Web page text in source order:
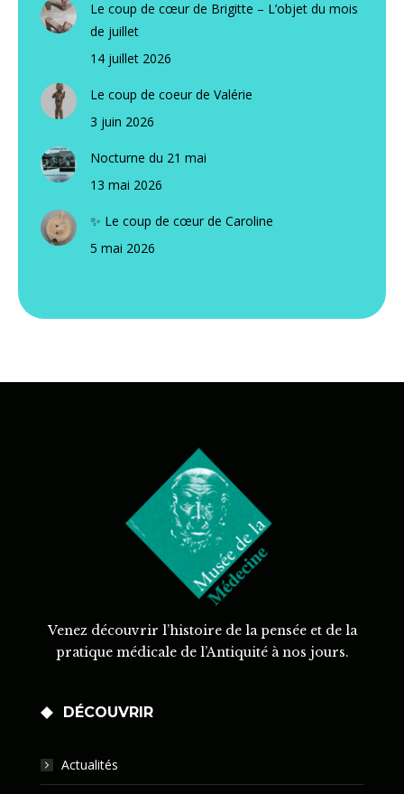
Le coup de cœur de Brigitte – L’objet du mois
de juillet
14 juillet 2026
Le coup de coeur de Valérie
3 juin 2026
Nocturne du 21 mai
13 mai 2026
✨ Le coup de cœur de Caroline
5 mai 2026
Venez découvrir l’histoire de la pensée et de la
pratique médicale de l’Antiquité à nos jours.
DÉCOUVRIR
Actualités